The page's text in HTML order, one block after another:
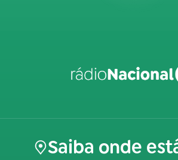
Saiba onde